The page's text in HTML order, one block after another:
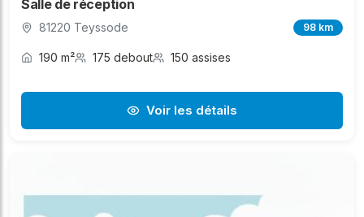
Salle de réception
81220 Teyssode 98 km
190 m² 175 debout 150 assises
Voir les détails